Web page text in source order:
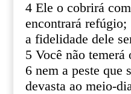
4 Ele o cobrirá
encontrará refúgio;
a fidelidade dele
5 Você não
6 nem a peste que
devasta ao meio-